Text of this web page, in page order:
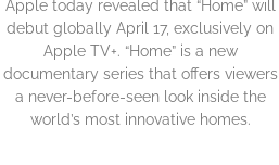
Apple today revealed that “Home” will
debut globally April 17, exclusively on
Apple TV+. “Home” is a new
documentary series that offers viewers
a never-before-seen look inside the
world’s most innovative homes.